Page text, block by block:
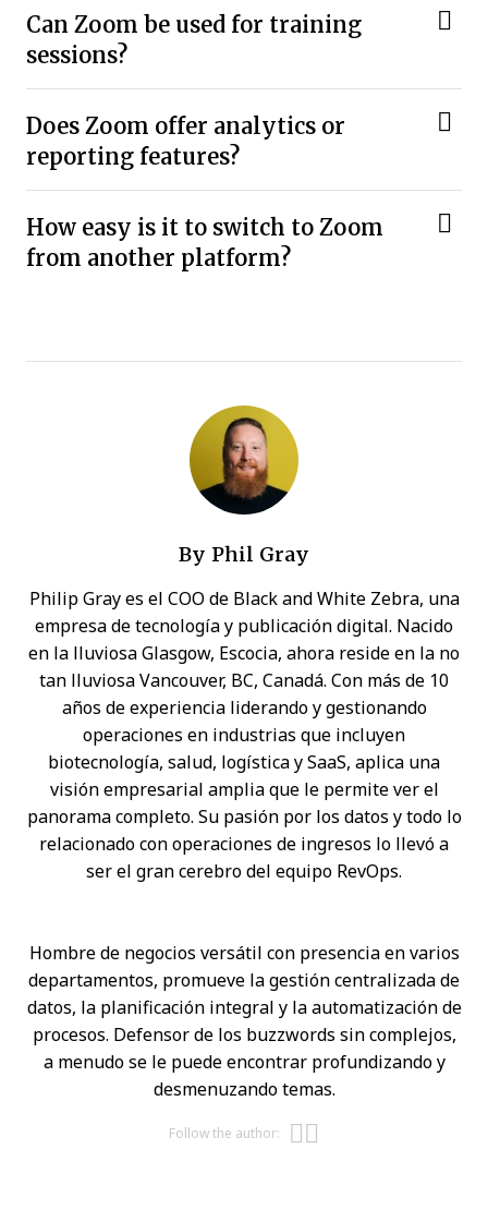
Can Zoom be used for training
sessions?
Does Zoom offer analytics or
reporting features?
How easy is it to switch to Zoom
from another platform?
By Phil Gray
Philip Gray es el COO de Black and White Zebra, una
empresa de tecnología y publicación digital. Nacido
en la lluviosa Glasgow, Escocia, ahora reside en la no
tan lluviosa Vancouver, BC, Canadá. Con más de 10
años de experiencia liderando y gestionando
operaciones en industrias que incluyen
biotecnología, salud, logística y SaaS, aplica una
visión empresarial amplia que le permite ver el
panorama completo. Su pasión por los datos y todo lo
relacionado con operaciones de ingresos lo llevó a
ser el gran cerebro del equipo RevOps.
Hombre de negocios versátil con presencia en varios
departamentos, promueve la gestión centralizada de
datos, la planificación integral y la automatización de
procesos. Defensor de los buzzwords sin complejos,
a menudo se le puede encontrar profundizando y
desmenuzando temas.
Follow the author: Opens new